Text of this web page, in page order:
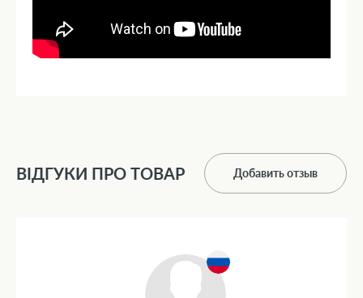
ВІДГУКИ ПРО ТОВАР Добавить отзыв